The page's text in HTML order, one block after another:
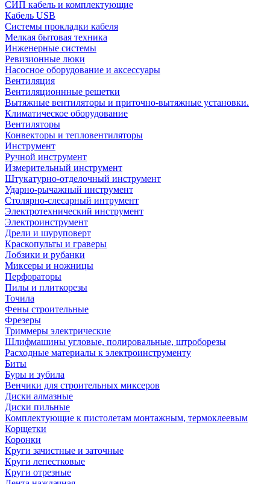
СИП кабель и комплектующие
Кабель USB
Системы прокладки кабеля
Мелкая бытовая техника
Инженерные системы
Ревизионные люки
Насосное оборудование и аксессуары
Вентиляция
Вентиляционнные решетки
Вытяжные вентиляторы и приточно-вытяжные установки.
Климатическое оборудование
Вентиляторы
Конвекторы и тепловентиляторы
Инструмент
Ручной инструмент
Измерительный инструмент
Штукатурно-отделочный инструмент
Ударно-рычажный инструмент
Столярно-слесарный интрумент
Электротехнический инструмент
Электроинструмент
Дрели и шуруповерт
Краскопульты и граверы
Лобзики и рубанки
Миксеры и ножницы
Перфораторы
Пилы и плиткорезы
Точила
Фены строительные
Фрезеры
Триммеры электрические
Шлифмашины угловые, полировальные, штроборезы
Расходные материалы к электроинструменту
Биты
Буры и зубила
Венчики для строительных миксеров
Диски алмазные
Диски пильные
Комплектующие к пистолетам монтажным, термоклеевым
Корщетки
Коронки
Круги зачистные и заточные
Круги лепестковые
Круги отрезные